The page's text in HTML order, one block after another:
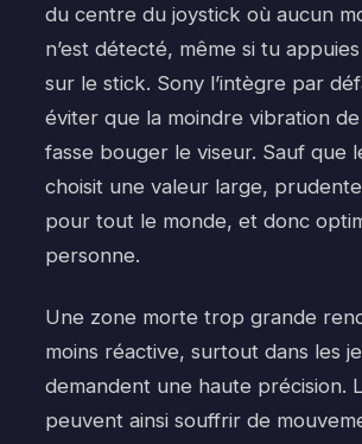
du centre du joystick où aucun
n’est détecté, même si tu
sur le stick. Sony l’intègre par
éviter que la moindre vibration
fasse bouger le viseur. Sauf que
choisit une valeur large,
pour tout le monde, et donc
personne.
Une zone morte trop grande
moins réactive, surtout dans les
demandent une haute précision.
peuvent ainsi souffrir de